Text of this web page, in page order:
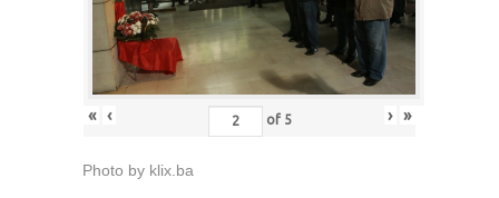
« ‹ of 5 › »
Photo by klix.ba